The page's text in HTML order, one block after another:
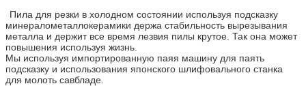
Пила для резки в холодном состоянии используя подсказку
минералометаллокерамики держа стабильность вырезывания
металла и держит все время лезвия пилы крутое. Так она может
повышения используя жизнь.
Мы используя импортированную паяя машину для паять
подсказку и использования японского шлифовального станка
для молоть савбладе.